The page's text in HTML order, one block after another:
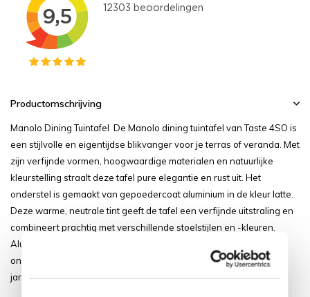
Productomschrijving
Manolo Dining Tuintafel De Manolo dining tuintafel van Taste 4SO is
een stijlvolle en eigentijdse blikvanger voor je terras of veranda. Met
zijn verfijnde vormen, hoogwaardige materialen en natuurlijke
kleurstelling straalt deze tafel pure elegantie en rust uit. Het
onderstel is gemaakt van gepoedercoat aluminium in de kleur latte.
Deze warme, neutrale tint geeft de tafel een verfijnde uitstraling en
combineert prachtig met verschillende stoelstijlen en -kleuren.
Aluminium is bovendien volledig weerbestendig, roestvrij en
onderhoudsarm, wat de Manolo uitermate geschikt maakt voor
jarenlang gebruik buiten. Het blad van de Manolo is gemaak...